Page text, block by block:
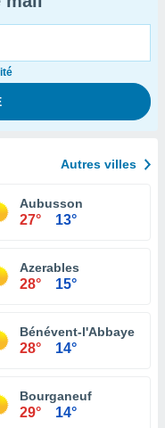
Autres villes
Aubusson
27° 13°
Azerables
28° 15°
Bénévent-l'Abbaye
28° 14°
Bourganeuf
29° 14°